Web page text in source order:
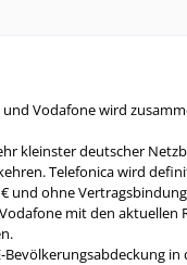
Vodafone wird
kleinster deutscher
Telefonica wird
und ohne
mit den